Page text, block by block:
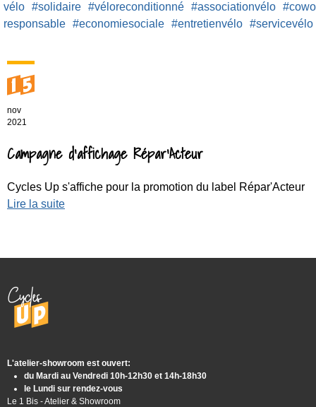
vélo #solidaire #véloreconditionné #associationvélo
responsable #economiesociale #entretienvélo #servicevélo
15
nov
2021
Campagne d'affichage Répar'Acteur
Cycles Up s'affiche pour la promotion du label Répar'Acteur
Lire la suite
L'atelier-showroom est ouvert:
du Mardi au Vendredi 10h-12h30 et 14h-18h30
le Lundi sur rendez-vous
Le 1 Bis - Atelier & Showroom